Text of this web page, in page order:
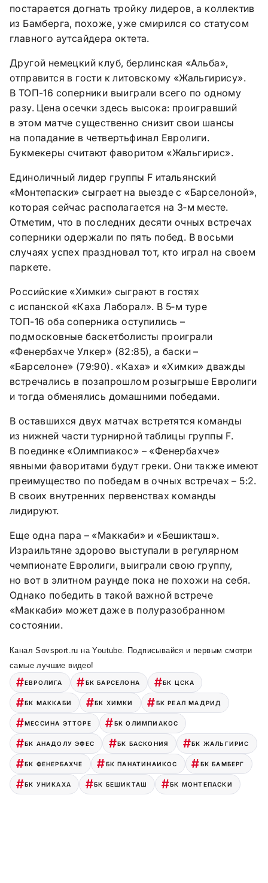
постарается догнать тройку лидеров, а коллектив
из Бамберга, похоже, уже смирился со статусом
главного аутсайдера октета.
Другой немецкий клуб, берлинская «Альба»,
отправится в гости к литовскому «Жальгирису».
В ТОП-16 соперники выиграли всего по одному
разу. Цена осечки здесь высока: проигравший
в этом матче существенно снизит свои шансы
на попадание в четвертьфинал Евролиги.
Букмекеры считают фаворитом «Жальгирис».
Единоличный лидер группы F итальянский
«Монтепаски» сыграет на выезде с «Барселоной»,
которая сейчас располагается на 3‑м месте.
Отметим, что в последних десяти очных встречах
соперники одержали по пять побед. В восьми
случаях успех праздновал тот, кто играл на своем
паркете.
Российские «Химки» сыграют в гостях
с испанской «Каха Лаборал». В 5‑м туре
ТОП-16 оба соперника оступились –
подмосковные баскетболисты проиграли
«Фенербахче Улкер» (82:85), а баски –
«Барселоне» (79:90). «Каха» и «Химки» дважды
встречались в позапрошлом розыгрыше Евролиги
и тогда обменялись домашними победами.
В оставшихся двух матчах встретятся команды
из нижней части турнирной таблицы группы F.
В поединке «Олимпиакос» – «Фенербахче»
явными фаворитами будут греки. Они также имеют
преимущество по победам в очных встречах – 5:2.
В своих внутренних первенствах команды
лидируют.
Еще одна пара – «Маккаби» и «Бешикташ».
Израильтяне здорово выступали в регулярном
чемпионате Евролиги, выиграли свою группу,
но вот в элитном раунде пока не похожи на себя.
Однако победить в такой важной встрече
«Маккаби» может даже в полуразобранном
состоянии.
Канал Sovsport.ru на Youtube. Подписывайся и первым смотри
самые лучшие видео!
ЕВРОЛИГА БК БАРСЕЛОНА БК ЦСКА
БК МАККАБИ БК ХИМКИ БК РЕАЛ МАДРИД
МЕССИНА ЭТТОРЕ БК ОЛИМПИАКОС
БК АНАДОЛУ ЭФЕС БК БАСКОНИЯ БК ЖАЛЬГИРИС
БК ФЕНЕРБАХЧЕ БК ПАНАТИНАИКОС БК БАМБЕРГ
БК УНИКАХА БК БЕШИКТАШ БК МОНТЕПАСКИ